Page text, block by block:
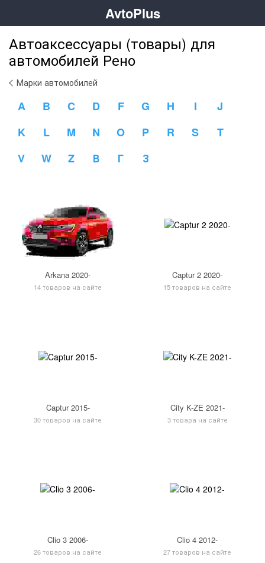
AvtoPlus
Автоаксессуары (товары) для
автомобилей Рено
Марки автомобилей
A B C D F G H I
J
K
L M N O P R S
T
V
W Z В Г З
Arkana 2020-
14 товаров на сайте
Captur 2 2020-
15 товаров на сайте
Captur 2015-
30 товаров на сайте
City K-ZE 2021-
3 товара на сайте
Clio 3 2006-
26 товаров на сайте
Clio 4 2012-
27 товаров на сайте